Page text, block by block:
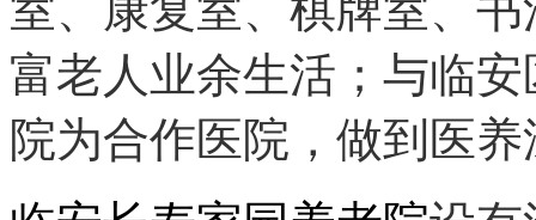
富老人业余生活；与临
院为合作医院，做到医